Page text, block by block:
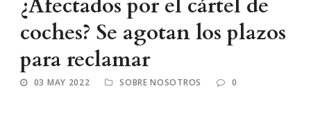
coches? Se agotan los plazos
para reclamar
03 MAY 2022 SOBRE NOSOTROS 0